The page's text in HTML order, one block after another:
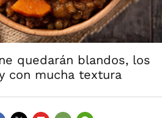
quedarán blandos, los
con mucha textura